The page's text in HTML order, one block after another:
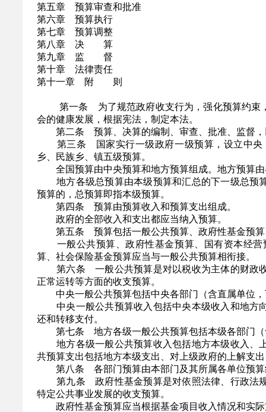
第五章 预算审查和批准
第六章 预算执行
第七章 预算调整
第八章 决 算
第九章 监 督
第十章 法律责任
第十一章 附 则
第一条 为了规范政府收支行为，强化预算约束，
会的健康发展，根据宪法，制定本法。
第二条 预算、决算的编制、审查、批准、监督，
第三条 国家实行一级政府一级预算，设立中央，
乡、民族乡、镇五级预算。
全国预算由中央预算和地方预算组成。地方预算由
地方各级总预算由本级预算和汇总的下一级总预
预算的，总预算即指本级预算。
第四条 预算由预算收入和预算支出组成。
政府的全部收入和支出都应当纳入预算。
第五条 预算包括一般公共预算、政府性基金预算
一般公共预算、政府性基金预算、国有资本经营
算、社会保险基金预算应当与一般公共预算相衔接。
第六条 一般公共预算是对以税收为主体的财政收
正常运转等方面的收支预算。
中央一般公共预算包括中央各部门（含直属单位，
中央一般公共预算收入包括中央本级收入和地方
还和转移支付。
第七条 地方各级一般公共预算包括本级各部门（
地方各级一般公共预算收入包括地方本级收入、
共预算支出包括地方本级支出、对上级政府的上解支
第八条 各部门预算由本部门及其所属各单位预算
第九条 政府性基金预算是对依照法律、行政法规
特定公共事业发展的收支预算。
政府性基金预算应当根据基金项目收入情况和实际